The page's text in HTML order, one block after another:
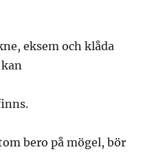
eksem och klåda
bero på mögel, bör